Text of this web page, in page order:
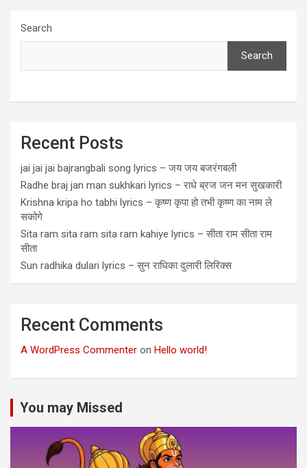
Search
Search
Recent Posts
jai jai jai bajrangbali song lyrics – जय जय बजरंगबली
Radhe braj jan man sukhkari lyrics – राधे ब्रज जन मन सुखकारी
Krishna kripa ho tabhi lyrics – कृष्ण कृपा हो तभी कृष्ण का नाम ले
सकोगे
Sita ram sita ram sita ram kahiye lyrics – सीता राम सीता राम
सीता
Sun radhika dulari lyrics – सुन राधिका दुलारी लिरिक्स
Recent Comments
A WordPress Commenter on Hello world!
You may Missed